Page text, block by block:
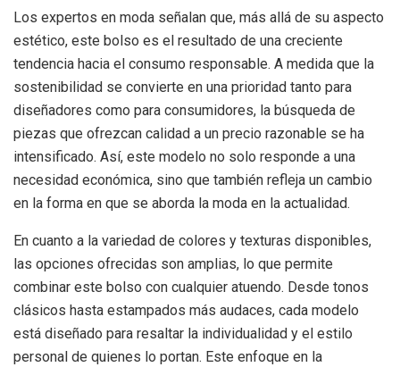
Los expertos en moda señalan que, más allá de su aspecto
estético, este bolso es el resultado de una creciente
tendencia hacia el consumo responsable. A medida que la
sostenibilidad se convierte en una prioridad tanto para
diseñadores como para consumidores, la búsqueda de
piezas que ofrezcan calidad a un precio razonable se ha
intensificado. Así, este modelo no solo responde a una
necesidad económica, sino que también refleja un cambio
en la forma en que se aborda la moda en la actualidad.
En cuanto a la variedad de colores y texturas disponibles,
las opciones ofrecidas son amplias, lo que permite
combinar este bolso con cualquier atuendo. Desde tonos
clásicos hasta estampados más audaces, cada modelo
está diseñado para resaltar la individualidad y el estilo
personal de quienes lo portan. Este enfoque en la